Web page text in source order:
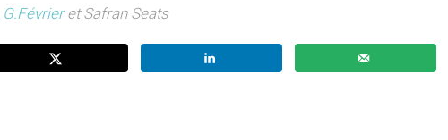
G.Févrieret Safran Seats